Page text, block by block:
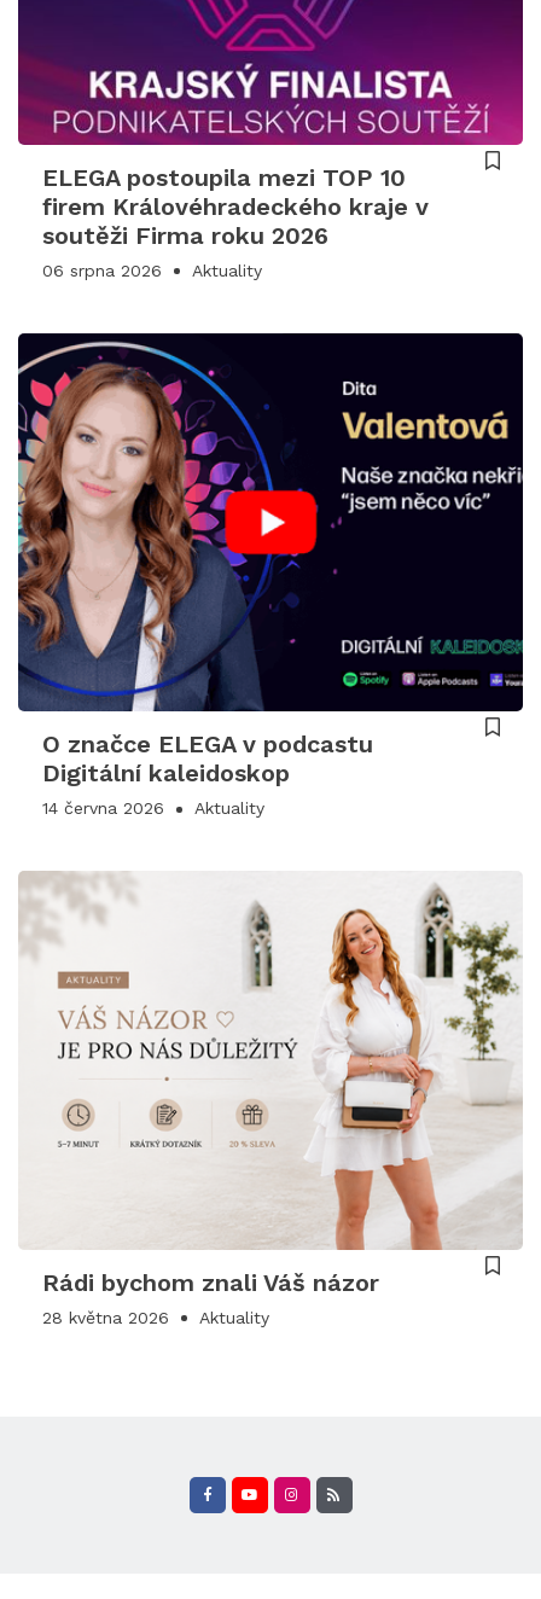
ELEGA postoupila mezi TOP 10
firem Královéhradeckého kraje v
soutěži Firma roku 2026
06 srpna 2026 Aktuality
O značce ELEGA v podcastu
Digitální kaleidoskop
14 června 2026 Aktuality
Rádi bychom znali Váš názor
28 května 2026 Aktuality